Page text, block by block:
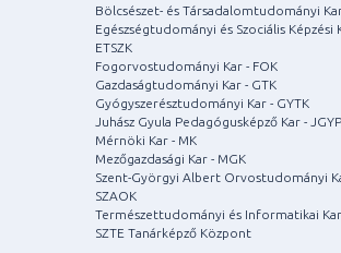
Bölcsészet- és Társadalomtudományi
Egészségtudományi és Szociális Képzési
ETSZK
Fogorvostudományi Kar - FOK
Gazdaságtudományi Kar - GTK
Gyógyszerésztudományi Kar - GYTK
Juhász Gyula Pedagógusképző Kar -
Mérnöki Kar - MK
Mezőgazdasági Kar - MGK
Szent-Györgyi Albert Orvostudományi
SZAOK
Természettudományi és Informatikai Kar
SZTE Tanárképző Központ